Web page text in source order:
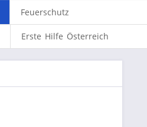
Feuerschutz
Erste Hilfe Österreich